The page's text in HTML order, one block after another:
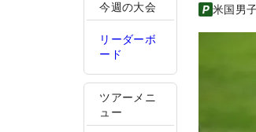
今週の大会
リーダーボ
ード
ツアーメニ
ュー
米国男